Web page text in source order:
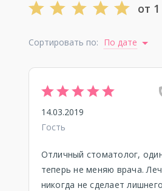
от
Сортировать по: По дате
14.03.2019
Гость
Отличный стоматолог,
теперь не меняю врача.
никогда не сделает